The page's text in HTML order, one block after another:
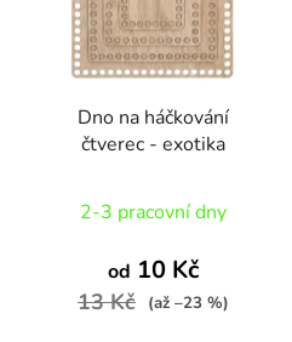
Dno na háčkování
čtverec - exotika
hodnocení
produktu
je
2-3 pracovní dny
od 10 Kč
13 Kč (až –23 %)